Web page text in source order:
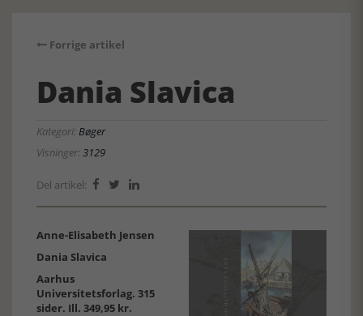
Forrige artikel
Dania Slavica
Kategori:Bøger
Visninger:3129
Del artikel:   
Anne-Elisabeth Jensen
Dania Slavica
Aarhus
Universitetsforlag. 315
sider. Ill. 349,95 kr.